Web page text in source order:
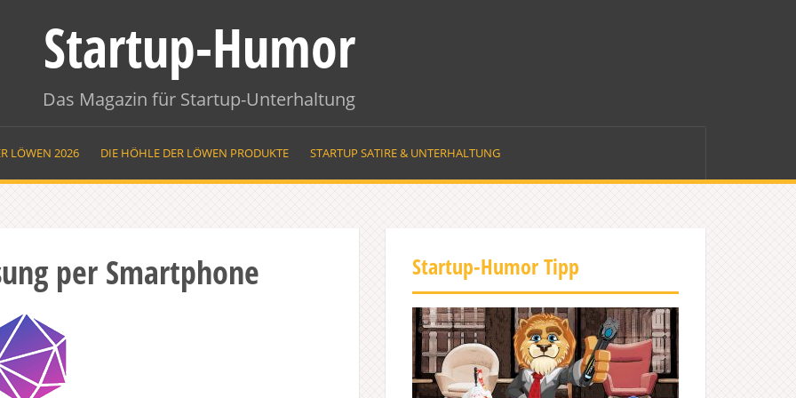
Startup-Humor
Das Magazin für Startup-Unterhaltung
LÖWEN 2026 DIE HÖHLE DER LÖWEN PRODUKTE STARTUP SATIRE & UNTERHALTUNG
per Smartphone Startup-Humor Tipp